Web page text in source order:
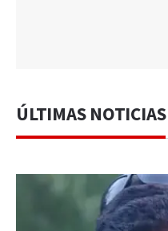
ÚLTIMAS NOTICIAS